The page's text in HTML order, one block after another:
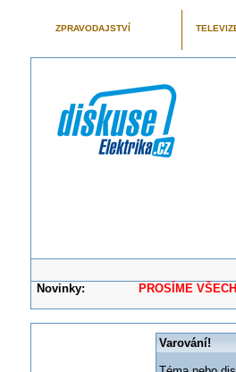
ZPRAVODAJSTVÍ
Novinky: PROSÍME VŠECHNY
Varování!